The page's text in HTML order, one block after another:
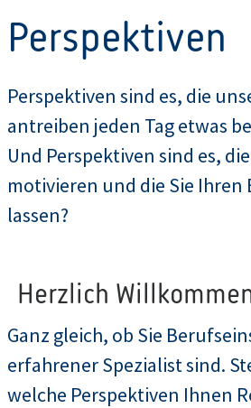
Perspektiven
Perspektiven sind es, die
antreiben jeden Tag etwas
Und Perspektiven sind es,
motivieren und die Sie
lassen?
Herzlich
Ganz gleich, ob Sie
erfahrener Spezialist sind.
welche Perspektiven Ihnen